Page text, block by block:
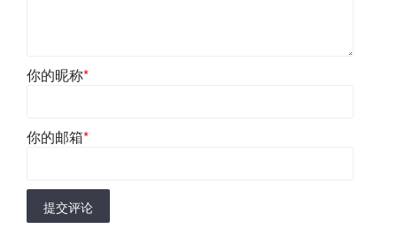
你的昵称*
你的邮箱*
提交评论